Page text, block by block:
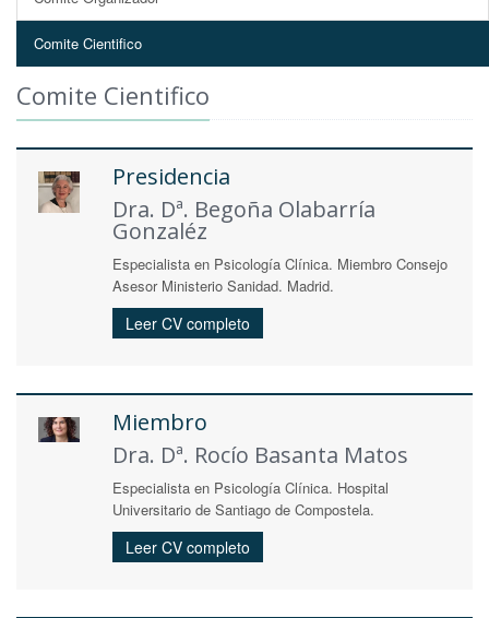
Comite Cientifico
Comite Cientifico
Presidencia
Dra. Dª. Begoña Olabarría
Gonzaléz
Especialista en Psicología Clínica. Miembro Consejo
Asesor Ministerio Sanidad. Madrid.
Leer CV completo
Miembro
Dra. Dª. Rocío Basanta Matos
Especialista en Psicología Clínica. Hospital
Universitario de Santiago de Compostela.
Leer CV completo